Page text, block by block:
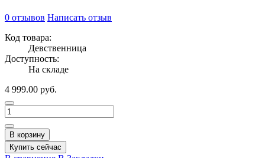
0 отзывов Написать отзыв
Код товара:
Девственница
Доступность:
На складе
4 999.00 руб.
В корзину
Купить сейчас